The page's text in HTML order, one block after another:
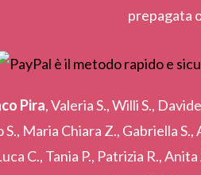
prepagata
Pira, Valeria S., Willi S.,
Maria Chiara Z., Gabriella
C., Tania P., Patrizia R.,